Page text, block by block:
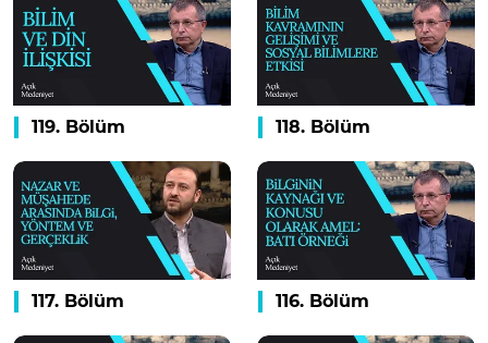
119. Bölüm 118. Bölüm
117. Bölüm 116. Bölüm